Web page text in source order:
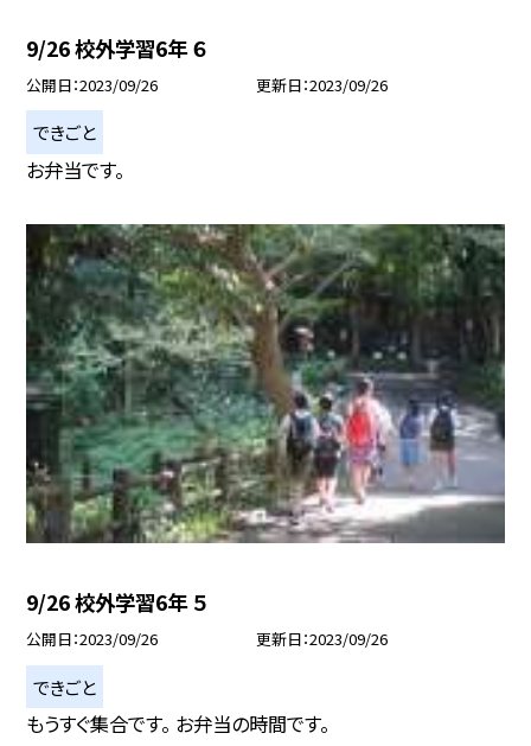
9/26 校外学習6年 ６
公開日 2023/09/26 更新日 2023/09/26
できごと
お弁当です。
9/26 校外学習6年 ５
公開日 2023/09/26 更新日 2023/09/26
できごと
もうすぐ集合です。 お弁当の時間です。